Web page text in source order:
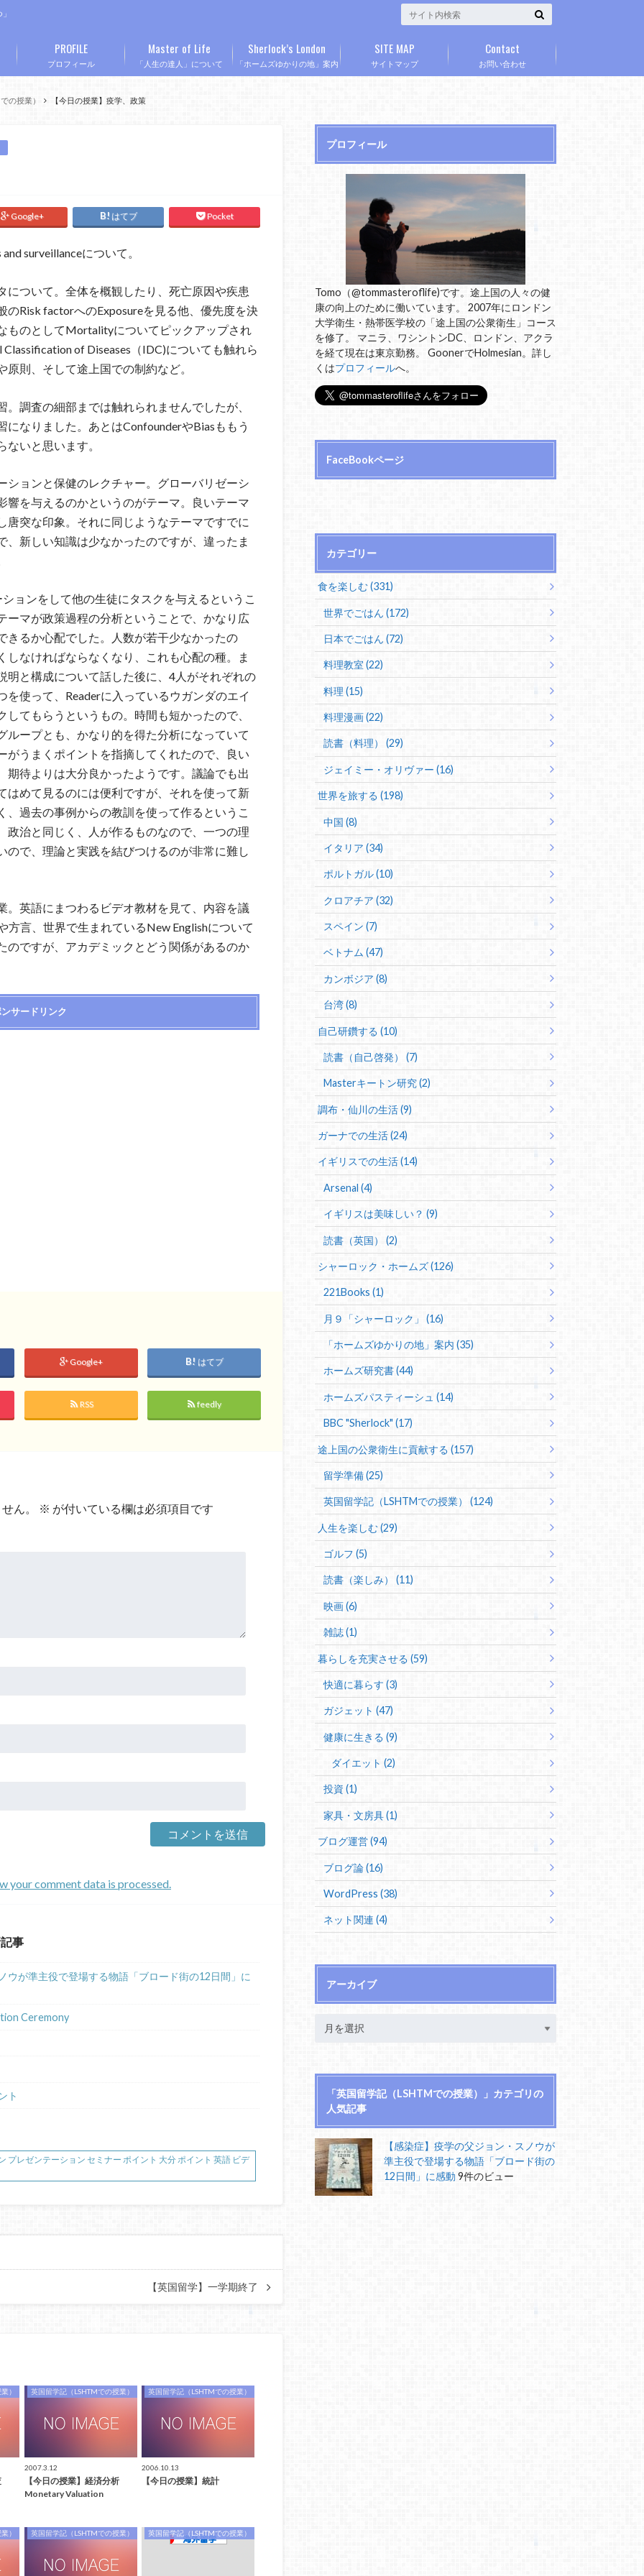
プロフィール
PROFILE
「人生の達人」について
Master of Life
「ホームズゆかりの地」案内
Sherlock’s London
サイトマップ
SITE MAP
お問い合わせ
Contact
の授業） 【今日の授業】疫学、政策
Google+ はてブ Pocket
surveillanceについて。
ついて。全体を概観したり、死亡原因や疾患
Risk factorへのExposureを見る他、優先度を決
ものとしてMortalityについてピックアップされ
of Diseases（IDC)についても触れら
則、そして途上国での制約など。
調査の細部までは触れられませんでしたが、
なりました。あとはConfounderやBiasももう
いと思います。
ションと保健のレクチャー。グローバリゼーシ
響を与えるのかというのがテーマ。良いテーマ
突な印象。それに同じようなテーマですでに
新しい知識は少なかったのですが、違ったま
ョンをして他の生徒にタスクを与えるというこ
ーマが政策過程の分析ということで、かなり広
きるか心配でした。人数が若干少なかったの
なければならなくなり、これも心配の種。ま
明と構成について話した後に、4人がそれぞれの
使って、Readerに入っているウガンダのエイ
てもらうというもの。時間も短かったので、
ープとも、かなり的を得た分析になっていて
がうまくポイントを指摘してくれたので、良い
待よりは大分良かったようです。議論でも出
はめて見るのには便利ですが、それを使って新
過去の事例からの教訓を使って作るというこ
政治と同じく、人が作るものなので、一つの理
で、理論と実践を結びつけるのが非常に難し
。英語にまつわるビデオ教材を見て、内容を議
言、世界で生まれているNew Englishについて
のですが、アカデミックとどう関係があるのか
サードリンク
Google+ はてブ
RSS feedly
ん。 ※ が付いている欄は必須項目です
your comment data is processed.
事
ウが準主役で登場する物語「ブロード街の12日間」に
Ceremony
ト
プレゼンテーション セミナー ポイント 大分 ポイント 英語 ビデ
【英国留学】一学期終了
） 英国留学記（LSHTMでの授業）
2007.3.12
【今日の授業】経済分析
Monetary Valuation
英国留学記（LSHTMでの授業）
2006.10.13
【今日の授業】統計
） 英国留学記（LSHTMでの授業） 英国留学記（LSHTMでの授業）
プロフィール
Tomo（@tommasteroflife)です。途上国の人々の健
康の向上のために働いています。 2007年にロンドン
大学衛生・熱帯医学校の「途上国の公衆衛生」コース
を修了。 マニラ、ワシントンDC、ロンドン、アクラ
を経て現在は東京勤務。 GoonerでHolmesian。詳し
くはプロフィールへ。
FaceBookページ
カテゴリー
食を楽しむ (331)
世界でごはん (172)
日本でごはん (72)
料理教室 (22)
料理 (15)
料理漫画 (22)
読書（料理） (29)
ジェイミー・オリヴァー (16)
世界を旅する (198)
中国 (8)
イタリア (34)
ポルトガル (10)
クロアチア (32)
スペイン (7)
ベトナム (47)
カンボジア (8)
台湾 (8)
自己研鑽する (10)
読書（自己啓発） (7)
Masterキートン研究 (2)
調布・仙川の生活 (9)
ガーナでの生活 (24)
イギリスでの生活 (14)
Arsenal (4)
イギリスは美味しい？ (9)
読書（英国） (2)
シャーロック・ホームズ (126)
221Books (1)
月９「シャーロック」 (16)
「ホームズゆかりの地」案内 (35)
ホームズ研究書 (44)
ホームズパスティーシュ (14)
BBC "Sherlock" (17)
途上国の公衆衛生に貢献する (157)
留学準備 (25)
英国留学記（LSHTMでの授業） (124)
人生を楽しむ (29)
ゴルフ (5)
読書（楽しみ） (11)
映画 (6)
雑誌 (1)
暮らしを充実させる (59)
快適に暮らす (3)
ガジェット (47)
健康に生きる (9)
ダイエット (2)
投資 (1)
家具・文房具 (1)
ブログ運営 (94)
ブログ論 (16)
WordPress (38)
ネット関連 (4)
アーカイブ
「英国留学記（LSHTMでの授業）」カテゴリの
人気記事
【感染症】疫学の父ジョン・スノウが
準主役で登場する物語「ブロード街の
12日間」に感動 9件のビュー